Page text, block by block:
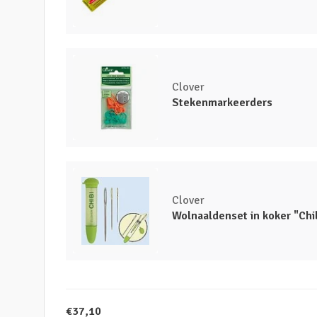
Clover
Stekenmarkeerders
Clover
Wolnaaldenset in koker
€37,10